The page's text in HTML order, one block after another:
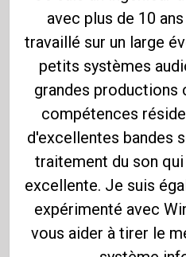
avec plus de 10
travaillé sur un large
petits systèmes
grandes productions
compétences
d'excellentes bandes
traitement du son
excellente. Je suis
expérimenté avec
vous aider à tirer le